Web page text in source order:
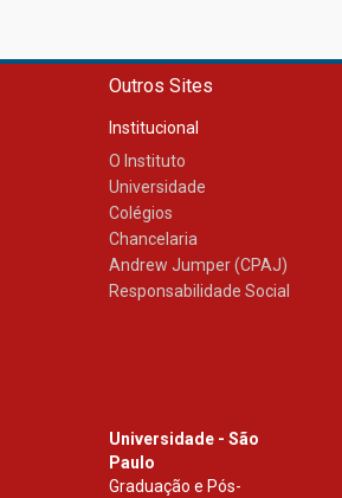
Outros Sites
Institucional
O Instituto
Universidade
Colégios
Chancelaria
Andrew Jumper (CPAJ)
Responsabilidade Social
Universidade - São
Paulo
Graduação e Pós-